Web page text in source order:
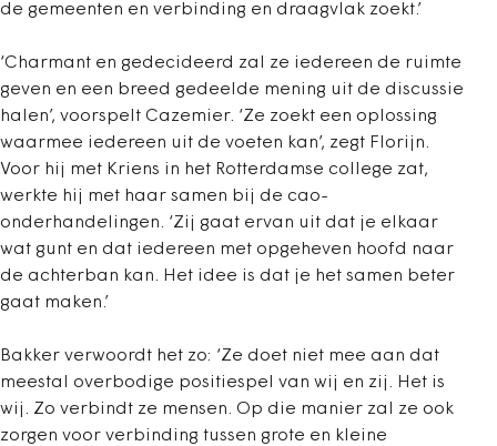
de gemeenten en verbinding en draagvlak zoekt.’
‘Charmant en gedecideerd zal ze iedereen de ruimte
geven en een breed gedeelde mening uit de discussie
halen’, voorspelt Cazemier. ‘Ze zoekt een oplossing
waarmee iedereen uit de voeten kan’, zegt Florijn.
Voor hij met Kriens in het Rotterdamse college zat,
werkte hij met haar samen bij de cao-
onderhandelingen. ‘Zij gaat ervan uit dat je elkaar
wat gunt en dat iedereen met opgeheven hoofd naar
de achterban kan. Het idee is dat je het samen beter
gaat maken.’
Bakker verwoordt het zo: ‘Ze doet niet mee aan dat
meestal overbodige positiespel van wij en zij. Het is
wij. Zo verbindt ze mensen. Op die manier zal ze ook
zorgen voor verbinding tussen grote en kleine